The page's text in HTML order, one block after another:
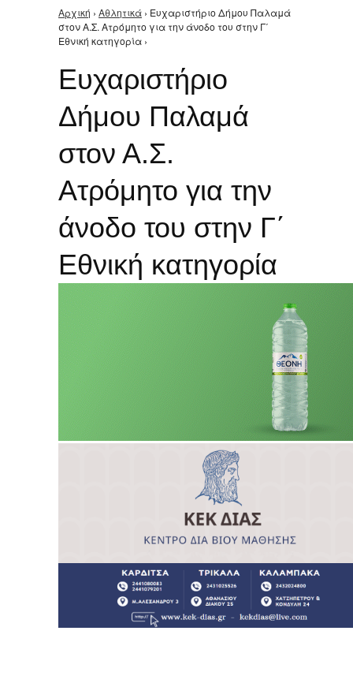
Είστε εδώ
Αρχική › Αθλητικά › Ευχαριστήριο Δήμου Παλαμά
στον Α.Σ. Ατρόμητο για την άνοδο του στην Γ΄
Εθνική κατηγορία ›
Ευχαριστήριο
Δήμου Παλαμά
στον Α.Σ.
Ατρόμητο για την
άνοδο του στην Γ΄
Εθνική κατηγορία